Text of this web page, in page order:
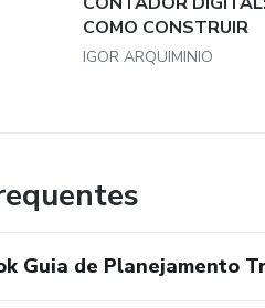
COMO CONSTRUIR
AUTORIDADE E C...
IGOR ARQUIMINIO
Guia de Planejamento